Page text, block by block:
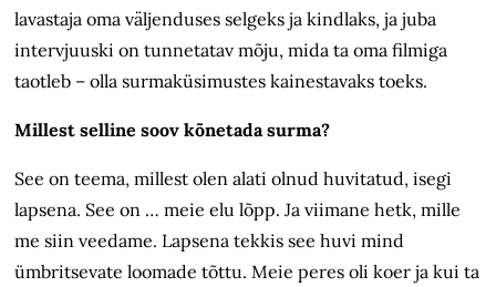
lavastaja oma väljenduses selgeks ja kindlaks, ja juba
intervjuuski on tunnetatav mõju, mida ta oma filmiga
taotleb – olla surmaküsimustes kainestavaks toeks.
Millest selline soov kõnetada surma?
See on teema, millest olen alati olnud huvitatud, isegi
lapsena. See on … meie elu lõpp. Ja viimane hetk, mille
me siin veedame. Lapsena tekkis see huvi mind
ümbritsevate loomade tõttu. Meie peres oli koer ja kui ta